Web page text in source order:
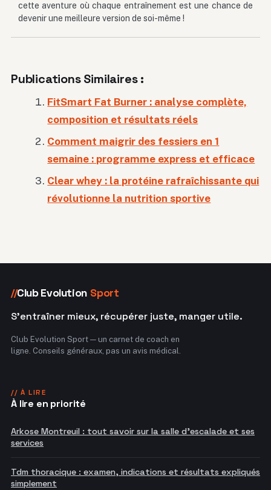
cette aventure où chaque entraînement est une chance de
devenir une meilleure version de soi-même !
Publications Similaires :
FitSmart Fat Burner : analyse complète,
composition et résultats réels
Comment maigrir des fessiers en 1
semaine : programme express et efficace
Clear whey : la protéine rafraîchissante qui
révolutionne la nutrition sportive
//Club Evolution Sport
S'entraîner mieux, récupérer juste, manger utile.
Club Evolution Sport — un carnet de coach en
ligne. Conseils généraux, pas un avis médical.
// À LIRE
À lire en priorité
Arkose Montreuil : tout savoir sur la salle d'escalade et ses
services
Tdm thoracique : examen, indications et résultats expliqués
simplement